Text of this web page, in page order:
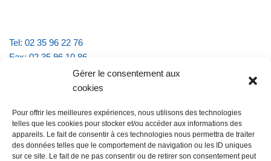
Gérer le consentement aux
cookies
Pour offrir les meilleures expériences, nous utilisons des technologies
telles que les cookies pour stocker et/ou accéder aux informations des
appareils. Le fait de consentir à ces technologies nous permettra de traiter
des données telles que le comportement de navigation ou les ID uniques
sur ce site. Le fait de ne pas consentir ou de retirer son consentement peut
Tel: 02 35 96 22 76
Fax: 02 35 96 10 86
Email : mairie.vattevillelarue@wanadoo.fr
lundi et jeudi de 9h à 11h30
mardi et vendredi de 16h à 18h30